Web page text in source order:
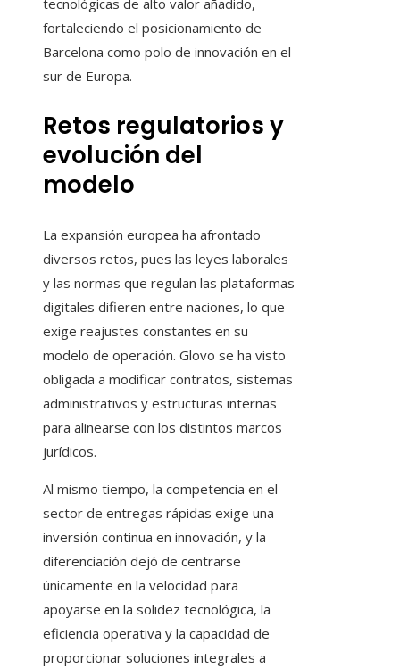
tecnológicas de alto valor añadido,
fortaleciendo el posicionamiento de
Barcelona como polo de innovación en el
sur de Europa.
Retos regulatorios y
evolución del
modelo
La expansión europea ha afrontado
diversos retos, pues las leyes laborales
y las normas que regulan las plataformas
digitales difieren entre naciones, lo que
exige reajustes constantes en su
modelo de operación. Glovo se ha visto
obligada a modificar contratos, sistemas
administrativos y estructuras internas
para alinearse con los distintos marcos
jurídicos.
Al mismo tiempo, la competencia en el
sector de entregas rápidas exige una
inversión continua en innovación, y la
diferenciación dejó de centrarse
únicamente en la velocidad para
apoyarse en la solidez tecnológica, la
eficiencia operativa y la capacidad de
proporcionar soluciones integrales a